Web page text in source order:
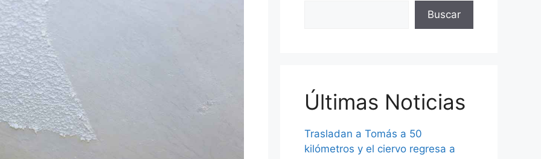
Buscar
Últimas Noticias
Trasladan a Tomás a 50
kilómetros y el ciervo regresa a